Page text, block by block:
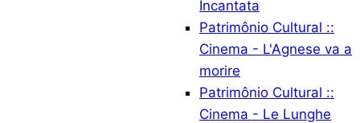
Incantata
Patrimônio Cultural ::
Cinema - L'Agnese va a
morire
Patrimônio Cultural ::
Cinema - Le Lunghe